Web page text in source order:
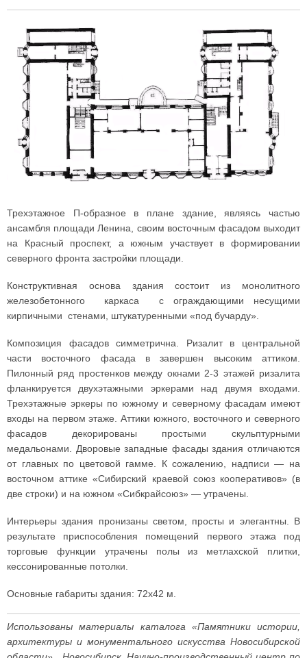
Трехэтажное П-образное в плане здание, являясь частью
ансамбля площади Ленина, своим восточным фасадом выходит
на Красный проспект, а южным участвует в формировании
северного фронта застройки площади.
Конструктивная основа здания состоит из монолитного
железобетонного каркаса с ограждающими несущими
кирпичными стенами, штукатуренными «под бучарду».
Композиция фасадов симметрична. Ризалит в центральной
части восточного фасада в завершен высоким аттиком.
Пилонный ряд простенков между окнами 2-3 этажей ризалита
фланкируется двухэтажными эркерами над двумя входами.
Трехэтажные эркеры по южному и северному фасадам имеют
входы на первом этаже. Аттики южного, восточного и северного
фасадов декорированы простыми скульптурными
медальонами. Дворовые западные фасады здания отличаются
от главных по цветовой гамме. К сожалению, надписи — на
восточном аттике «Сибирский краевой союз кооперативов» (в
две строки) и на южном «Сибкрайсоюз» — утрачены.
Интерьеры здания пронизаны светом, просты и элегантны. В
результате приспособления помещений первого этажа под
торговые функции утрачены полы из метлахской плитки,
кессонированные потолки.
Основные габариты здания: 72x42 м.
Использованы материалы каталога «Памятники истории,
архитектуры и монументального искусства Новосибирской